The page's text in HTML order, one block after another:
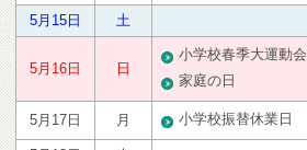
5月15日
土
5月16日 日
小学校春季大運動会
家庭の日
5月17日 月 小学校振替休業日